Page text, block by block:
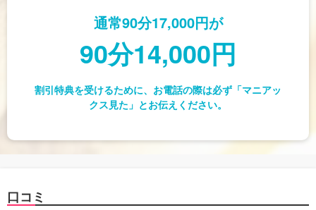
通常90分17,000円が
90分14,000円
割引特典を受けるために、お電話の際は必ず「マニアッ
クス見た」とお伝えください。
口コミ